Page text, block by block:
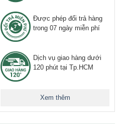
Được phép đổi trả hàng
trong 07 ngày miễn phí
Dịch vụ giao hàng dưới
120 phút tại Tp.HCM
Xem thêm